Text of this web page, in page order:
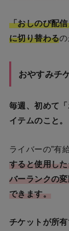
「おしのび配
に切り替わるの
おやすみチ
毎週、初めて
イテムのこと。
ライバーの”有
すると使用し
バーランクの
できます。
チケットが所